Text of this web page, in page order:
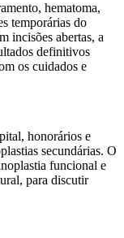
hematoma,
temporárias do
incisões abertas, a
definitivos
os cuidados e
honorários e
secundárias. O
funcional e
para discutir